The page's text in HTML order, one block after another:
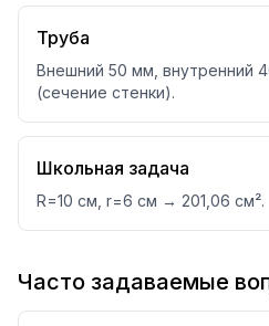
Труба
Внешний 50 мм, внутренний
(сечение стенки).
Школьная задача
R=10 см, r=6 см → 201,06 см².
Часто задаваемые